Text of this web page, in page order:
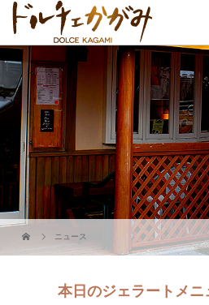
ニュース
本日のジェラートメ